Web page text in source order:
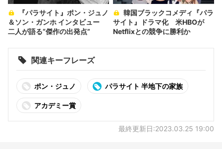
＆ソン・ガンホ インタビュー
二人が語る“傑作の出発点”
サイト』ドラマ化 米HBOが
Netflixとの競争に勝利か
関連キーフレーズ
ポン・ジュノ パラサイト 半地下の家族
アカデミー賞
最終更新日:2023.03.25 19:00